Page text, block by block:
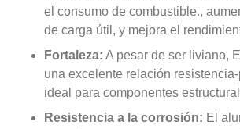
el consumo de combustible.,
de carga útil, y mejora el
Fortaleza: A pesar de ser liviano,
una excelente relación
ideal para componentes
Resistencia a la corrosión: El